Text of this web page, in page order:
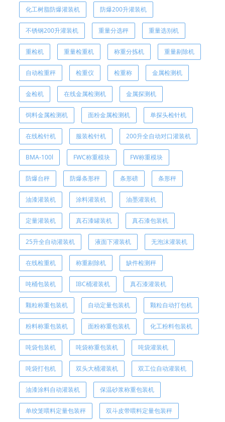
化工树脂防爆灌装机 防爆200升灌装机
不锈钢200升灌装机 重量分选秤 重量选别机
重检机 重量检重机 称重分拣机 重量剔除机
自动检重秤 检重仪 检重称 金属检测机
金检机 在线金属检测机 金属探测机
饲料金属检测机 面粉金属检测机 单探头检针机
在线检针机 服装检针机 200升全自动对口灌装机
BMA-100l FWC称重模块 FW称重模块
防爆台秤 防爆条形秤 条形磅 条形秤
油漆灌装机 涂料灌装机 油墨灌装机
定量灌装机 真石漆罐装机 真石漆包装机
25升全自动灌装机 液面下灌装机 无泡沫灌装机
在线检重机 称重剔除机 缺件检测秤
吨桶包装机 IBC桶灌装机 真石漆灌装机
颗粒称重包装机 自动定量包装机 颗粒自动打包机
粉料称重包装机 面粉称重包装机 化工粉料包装机
吨袋包装机 吨袋称重包装机 吨袋灌装机
吨袋打包机 双头大桶灌装机 双工位自动灌装机
油漆涂料自动灌装机 保温砂浆称重包装机
单绞笼喂料定量包装秤 双斗皮带喂料定量包装秤